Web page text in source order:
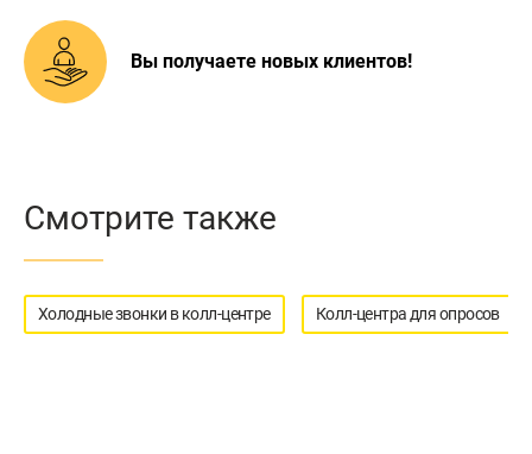
Вы получаете новых клиентов!
Смотрите также
Холодные звонки в колл-центре Колл-центра для опросов